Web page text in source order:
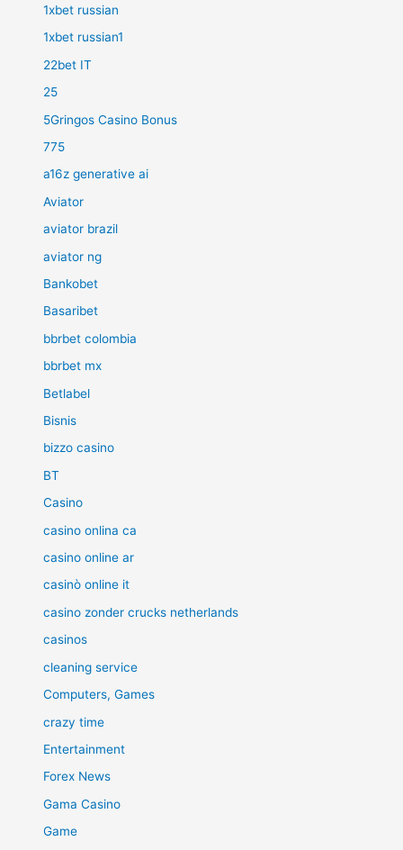
1xbet russian
1xbet russian1
22bet IT
25
5Gringos Casino Bonus
775
a16z generative ai
Aviator
aviator brazil
aviator ng
Bankobet
Basaribet
bbrbet colombia
bbrbet mx
Betlabel
Bisnis
bizzo casino
BT
Casino
casino onlina ca
casino online ar
casinò online it
casino zonder crucks netherlands
casinos
cleaning service
Computers, Games
crazy time
Entertainment
Forex News
Gama Casino
Game